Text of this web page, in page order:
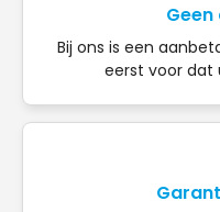
Bij ons is een
eerst voor dat